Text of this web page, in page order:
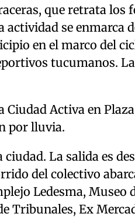
que retrata los
actividad se enmarca
en el marco del
tucumanos.
Activa en
por lluvia.
La salida es
del colectivo
Ledesma, Museo
Tribunales, Ex